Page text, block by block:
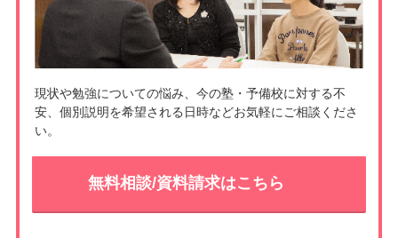
現状や勉強についての悩み、今の塾・予備校に対する不
安、個別説明を希望される日時などお気軽にご相談くださ
い。
無料相談/資料請求はこちら